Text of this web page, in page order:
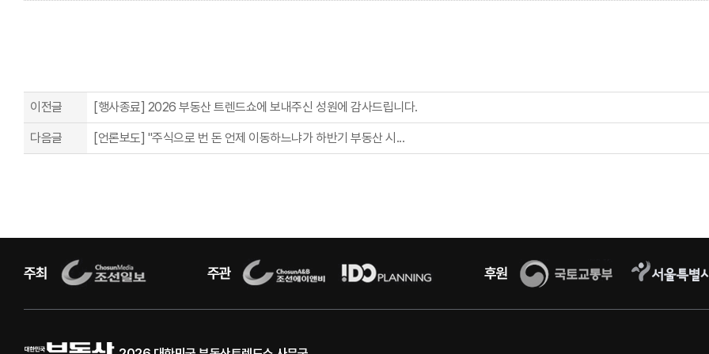
이전글 [행사종료] 2026 부동산 트렌드쇼에 보내주신 성원에 감사드립니다.
다음글 [언론보도] "주식으로 번 돈 언제 이동하느냐가 하반기 부동산 시...